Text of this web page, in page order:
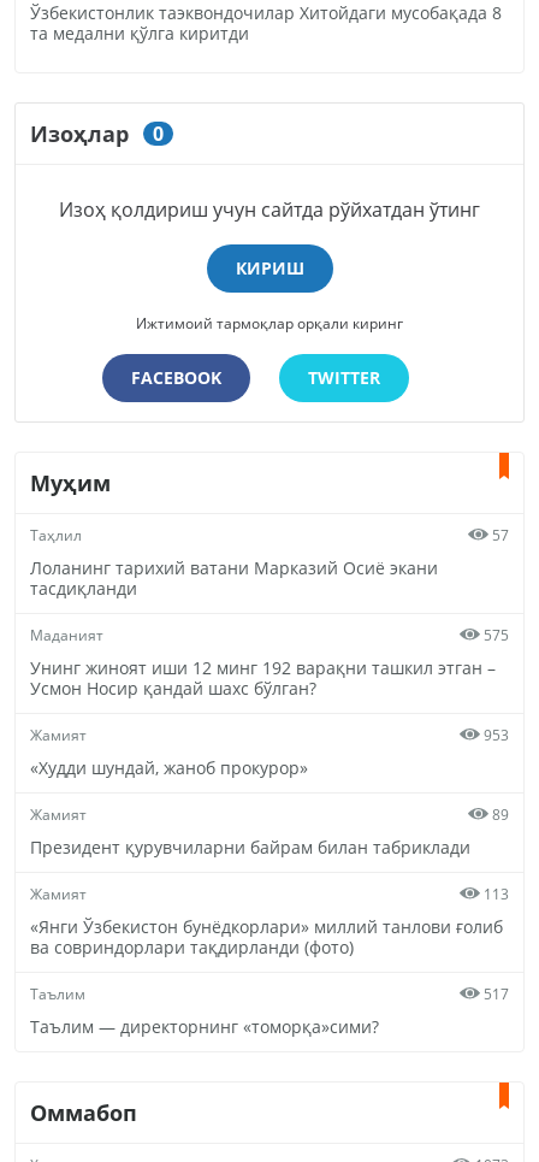
Ўзбекистонлик таэквондочилар Хитойдаги мусобақада 8
та медални қўлга киритди
Изоҳлар 0
Изоҳ қолдириш учун сайтда рўйхатдан ўтинг
КИРИШ
Ижтимоий тармоқлар орқали киринг
FACEBOOK TWITTER
Муҳим
Таҳлил 57
Лоланинг тарихий ватани Марказий Осиё экани
тасдиқланди
Маданият 575
Унинг жиноят иши 12 минг 192 варақни ташкил этган –
Усмон Носир қандай шахс бўлган?
Жамият 953
«Худди шундай, жаноб прокурор»
Жамият 89
Президент қурувчиларни байрам билан табриклади
Жамият 113
«Янги Ўзбекистон бунёдкорлари» миллий танлови ғолиб
ва совриндорлари тақдирланди (фото)
Таълим 517
Таълим — директорнинг «томорқа»сими?
Оммабоп